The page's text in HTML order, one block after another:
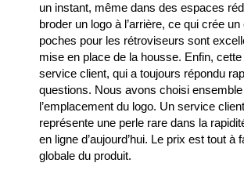
un instant, même dans des espaces
broder un logo à l’arrière, ce qui crée
poches pour les rétroviseurs sont
mise en place de la housse. Enfin,
service client, qui a toujours répondu
questions. Nous avons choisi
l’emplacement du logo. Un service
représente une perle rare dans la
en ligne d’aujourd’hui. Le prix est tout à
globale du produit.